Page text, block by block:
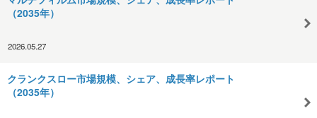
（2035年）
2026.05.27
クランクスロー市場規模、シェア、成長率レポート
（2035年）